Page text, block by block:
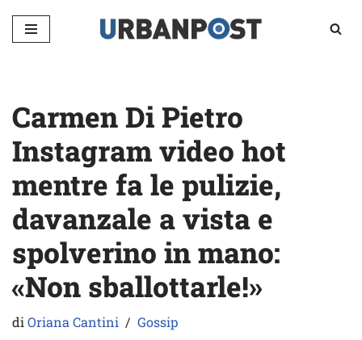
Vai
Carmen Di Pietro
Instagram video hot
mentre fa le pulizie,
davanzale a vista e
spolverino in mano:
«Non sballottarle!»
diOriana Cantini Gossip